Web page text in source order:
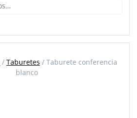
/ Taburetes / Taburete conferencia
blanco